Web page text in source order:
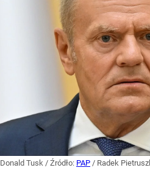
Donald Tusk / Źródło: PAP / Radek